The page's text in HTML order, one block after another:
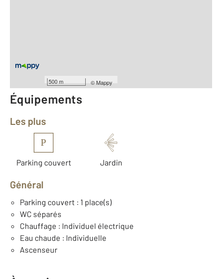
500 m ©Mappy
Année construction : 1992
Équipements
Les plus
P
Parking couvert Jardin
Général
Parking couvert : 1 place(s)
WC séparés
Chauffage : Individuel électrique
Eau chaude : Individuelle
Ascenseur